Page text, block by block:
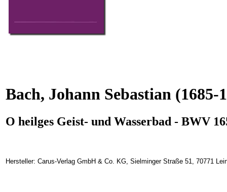
Bach, Johann Sebastian (1685-
O heilges Geist- und Wasserbad - BWV
Hersteller: Carus-Verlag GmbH & Co. KG, Sielminger Straße 51, 70771